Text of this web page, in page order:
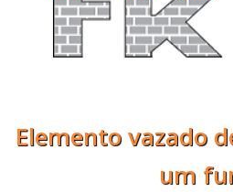
Elemento vazado
um